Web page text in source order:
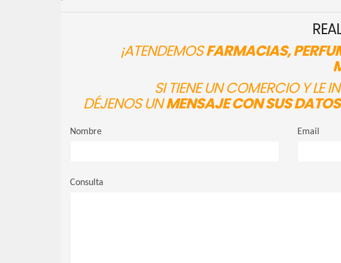
¡ATENDEMOSFARMACIAS,
SI TIENE UN COMERCIO Y LE
DÉJENOS UNMENSAJE CON SUS DATOS
Nombre Email
Consulta